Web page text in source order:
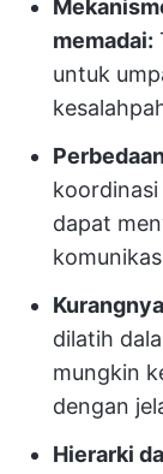
memadai:
untuk
dapat
dilatih
mungkin
dengan
Hierarki